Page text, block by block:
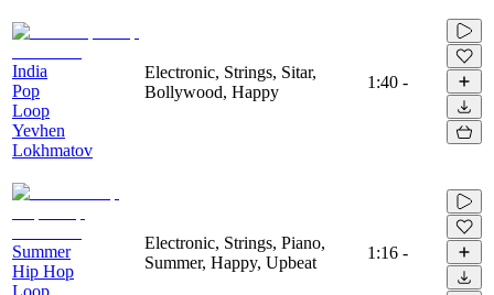
India
Pop
Loop
Yevhen
Lokhmatov
Electronic, Strings, Sitar,
Bollywood, Happy
1:40 -
Summer
Hip Hop
Loop
Electronic, Strings, Piano,
Summer, Happy, Upbeat
1:16 -